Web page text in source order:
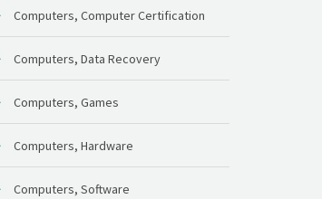
Computers, Computer Certification
Computers, Data Recovery
Computers, Games
Computers, Hardware
Computers, Software